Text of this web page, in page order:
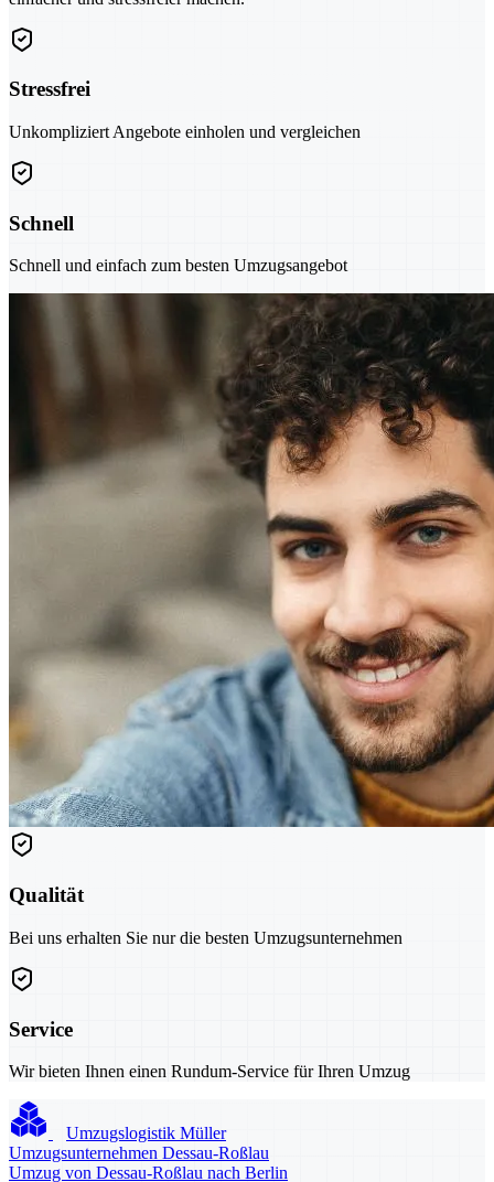
Stressfrei
Unkompliziert Angebote einholen und vergleichen
Schnell
Schnell und einfach zum besten Umzugsangebot
Qualität
Bei uns erhalten Sie nur die besten Umzugsunternehmen
Service
Wir bieten Ihnen einen Rundum-Service für Ihren Umzug
Umzugslogistik Müller
Umzugsunternehmen Dessau-Roßlau
Umzug von Dessau-Roßlau nach Berlin